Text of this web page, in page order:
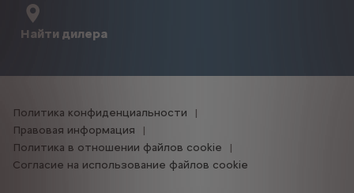
Найти дилера
Политика конфиденциальности
Правовая информация
Политика в отношении файлов cookie
Согласие на использование файлов cookie